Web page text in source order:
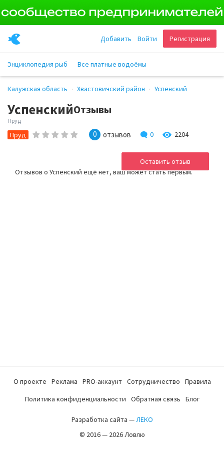
Регистрация
Войти
Добавить
Энциклопедия рыб Все платные водоёмы
Калужская область Хвастовичский район Успенский
УспенскийОтзывы
Пруд
Пруд 0 отзывов 0 2204
Отзывов о Успенский ещё нет, ваш может стать первым.
Оставить отзыв
О проекте Реклама PRO-аккаунт Сотрудничество
Правила
Политика конфиденциальности
Обратная связь Блог
Разработка сайта —ЛЕКО
© 2016 — 2026 Ловлю